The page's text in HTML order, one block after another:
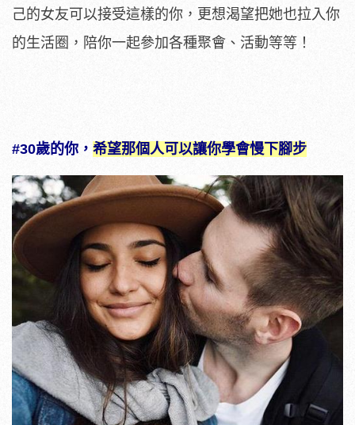
己的女友可以接受這樣的你，更想渴望把她也拉入你
的生活圈，陪你一起參加各種聚會、活動等等！
#30歲的你， 希望那個人可以讓你學會慢下腳步